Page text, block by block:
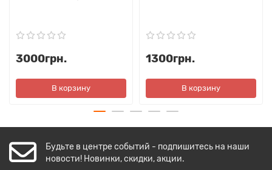
3000грн.
В корзину
1300грн.
В корзину
Будьте в центре событий - подпишитесь на наши
новости! Новинки, скидки, акции.